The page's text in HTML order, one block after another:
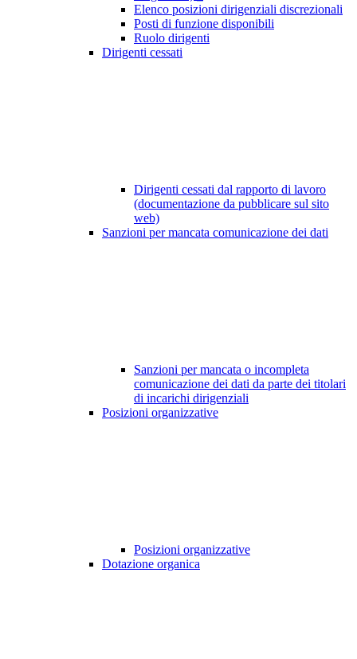
Elenco posizioni dirigenziali discrezionali
Posti di funzione disponibili
Ruolo dirigenti
Dirigenti cessati
Dirigenti cessati dal rapporto di lavoro
(documentazione da pubblicare sul sito
web)
Sanzioni per mancata comunicazione dei dati
Sanzioni per mancata o incompleta
comunicazione dei dati da parte dei titolari
di incarichi dirigenziali
Posizioni organizzative
Posizioni organizzative
Dotazione organica